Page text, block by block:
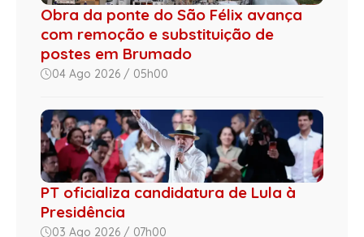
Obra da ponte do São Félix avança
com remoção e substituição de
postes em Brumado
04 Ago 2026 / 05h00
PT oficializa candidatura de Lula à
Presidência
03 Ago 2026 / 07h00